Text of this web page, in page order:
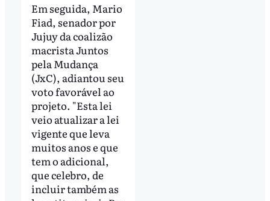
Em seguida, Mario
Fiad, senador por
Jujuy da coalizão
macrista Juntos
pela Mudança
(JxC), adiantou seu
voto favorável ao
projeto. "Esta lei
veio atualizar a lei
vigente que leva
muitos anos e que
tem o adicional,
que celebro, de
incluir também as